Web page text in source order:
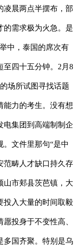
凌晨两点半摆布，部
的需求极为火急。是
中，泰国的席次有
至四十五分钟。2月8
场所试图寻找话题
能力的考生。没有想
电集团到高端制制企
文件里那句“是中
范畴人才缺口持久存
山市郏县茨芭镇，大
投入大量的时间取毅
投身于不变性高、
多国齐聚。特别是乌